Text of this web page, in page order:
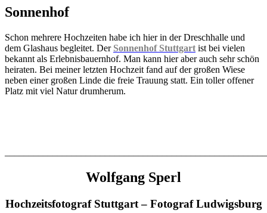
Sonnenhof
Schon mehrere Hochzeiten habe ich hier in der Dreschhalle und
dem Glashaus begleitet. Der Sonnenhof Stuttgart ist bei vielen
bekannt als Erlebnisbauernhof. Man kann hier aber auch sehr schön
heiraten. Bei meiner letzten Hochzeit fand auf der großen Wiese
neben einer großen Linde die freie Trauung statt. Ein toller offener
Platz mit viel Natur drumherum.
Wolfgang Sperl
Hochzeitsfotograf Stuttgart – Fotograf Ludwigsburg